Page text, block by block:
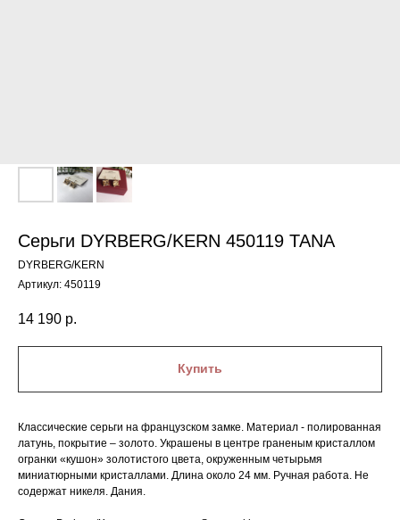
Серьги DYRBERG/KERN 450119 TANA
DYRBERG/KERN
Артикул: 450119
14 190 р.
Купить
Классические серьги на французском замке. Материал - полированная
латунь, покрытие – золото. Украшены в центре граненым кристаллом
огранки «кушон» золотистого цвета, окруженным четырьмя
миниатюрными кристаллами. Длина около 24 мм. Ручная работа. Не
содержат никеля. Дания.